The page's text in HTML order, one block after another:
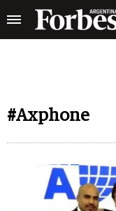
#Axphone